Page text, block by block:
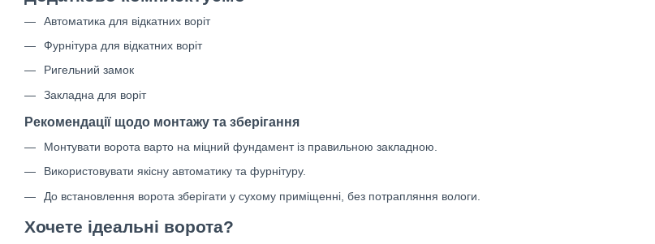
Автоматика для відкатних воріт
Фурнітура для відкатних воріт
Ригельний замок
Закладна для воріт
Рекомендації щодо монтажу та зберігання
Монтувати ворота варто на міцний фундамент із правильною закладною.
Використовувати якісну автоматику та фурнітуру.
До встановлення ворота зберігати у сухому приміщенні, без потрапляння вологи.
Хочете ідеальні ворота?